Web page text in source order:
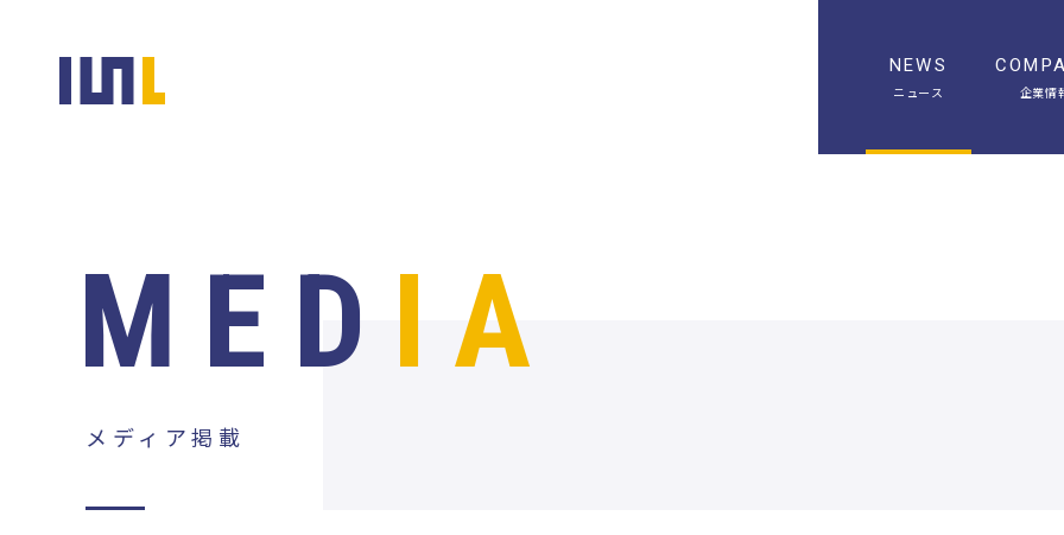
NEWS
ニュース 企業情
MED IA
メディア掲載